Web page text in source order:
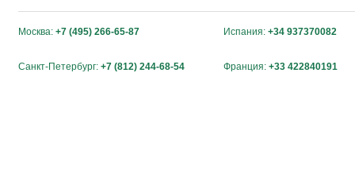
Москва: +7 (495) 266-65-87 Испания: +34 937370082
Санкт-Петербург: +7 (812) 244-68-54 Франция: +33 422840191